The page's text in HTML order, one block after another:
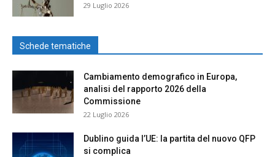
29 Luglio 2026
Schede tematiche
Cambiamento demografico in Europa,
analisi del rapporto 2026 della
Commissione
22 Luglio 2026
Dublino guida l’UE: la partita del nuovo QFP
si complica